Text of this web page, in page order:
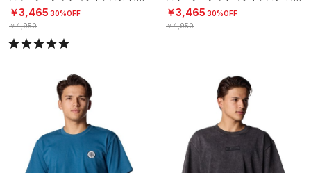
MEN）
￥3,465 30%OFF
￥4,950
MEN）
￥3,465 30%OFF
￥4,950